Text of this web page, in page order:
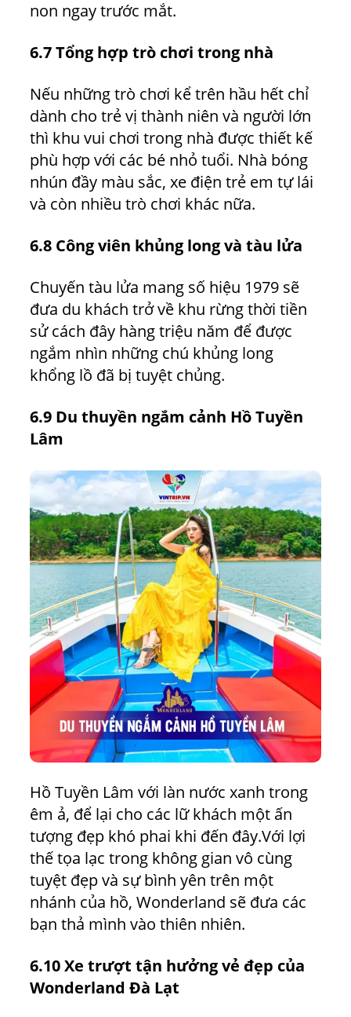
non ngay trước mắt.
6.7 Tổng hợp trò chơi trong nhà
Nếu những trò chơi kể trên hầu hết chỉ
dành cho trẻ vị thành niên và người lớn
thì khu vui chơi trong nhà được thiết kế
phù hợp với các bé nhỏ tuổi. Nhà bóng
nhún đầy màu sắc, xe điện trẻ em tự lái
và còn nhiều trò chơi khác nữa.
6.8 Công viên khủng long và tàu lửa
Chuyến tàu lửa mang số hiệu 1979 sẽ
đưa du khách trở về khu rừng thời tiền
sử cách đây hàng triệu năm để được
ngắm nhìn những chú khủng long
khổng lồ đã bị tuyệt chủng.
6.9 Du thuyền ngắm cảnh Hồ Tuyền
Lâm
Hồ Tuyền Lâm với làn nước xanh trong
êm ả, để lại cho các lữ khách một ấn
tượng đẹp khó phai khi đến đây.Với lợi
thế tọa lạc trong không gian vô cùng
tuyệt đẹp và sự bình yên trên một
nhánh của hồ, Wonderland sẽ đưa các
bạn thả mình vào thiên nhiên.
6.10 Xe trượt tận hưởng vẻ đẹp của
Wonderland Đà Lạt